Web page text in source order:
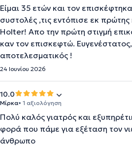
Είμαι 35 ετών και τον
συστολές ,τις εντόπισε εκ
Holter! Απο την πρώτη στιγμή
καν τον επισκεφτώ.
αποτελεσματικός !
24 Ιουνίου 2026
10.0
Μίρκα• 1 αξιολόγηση
Πολύ καλός γιατρός και
φορά που πάμε για εξέταση τον
άνθρωπο